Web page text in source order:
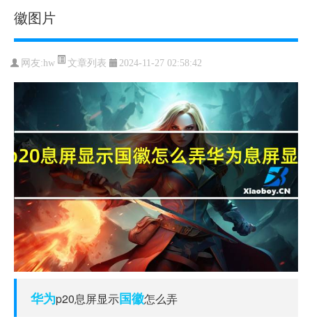
徽图片
网友:hw 文章列表 2024-11-27 02:58:42
华为p20息屏显示国徽怎么弄